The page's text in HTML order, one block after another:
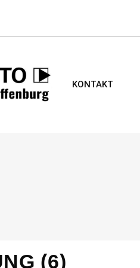
KONTAKT
(6)